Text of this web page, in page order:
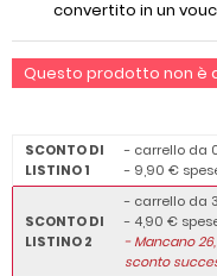
convertito in un
Questo prodotto non è
SCONTO DI
LISTINO 1
- carrello da
- 9,90 €
SCONTO DI
LISTINO 2
- carrello da
- 4,90 €
-Mancano
sconto